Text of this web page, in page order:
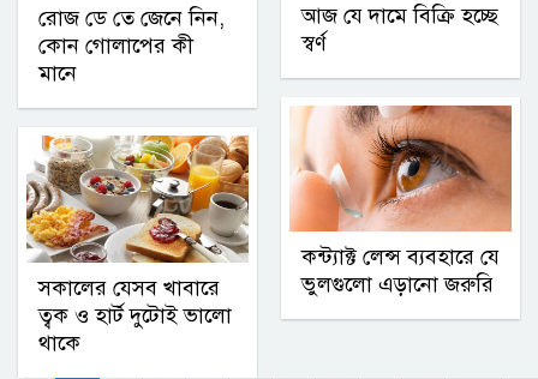
রোজ ডে তে জেনে নিন,
কোন গোলাপের কী
মানে
সকালের যেসব খাবারে
ত্বক ও হার্ট দুটোই ভালো
থাকে
আজ যে দামে বিক্রি হচ্ছে
স্বর্ণ
কন্ট্যাক্ট লেন্স ব্যবহারে যে
ভুলগুলো এড়ানো জরুরি